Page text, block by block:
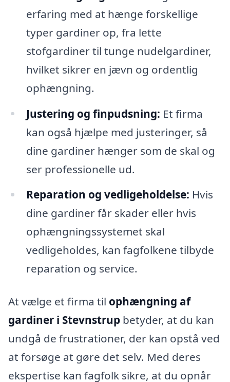
erfaring med at hænge forskellige
typer gardiner op, fra lette
stofgardiner til tunge nudelgardiner,
hvilket sikrer en jævn og ordentlig
ophængning.
Justering og finpudsning: Et firma
kan også hjælpe med justeringer, så
dine gardiner hænger som de skal og
ser professionelle ud.
Reparation og vedligeholdelse: Hvis
dine gardiner får skader eller hvis
ophængningssystemet skal
vedligeholdes, kan fagfolkene tilbyde
reparation og service.
At vælge et firma til ophængning af
gardiner i Stevnstrup betyder, at du kan
undgå de frustrationer, der kan opstå ved
at forsøge at gøre det selv. Med deres
ekspertise kan fagfolk sikre, at du opnår